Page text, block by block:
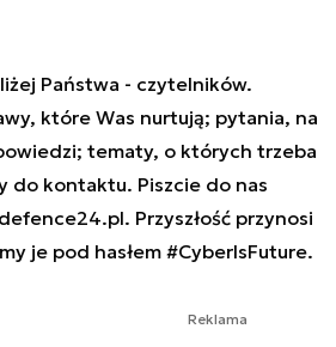
Państwa - czytelników.
które Was nurtują; pytania, na
tematy, o których trzeba
do kontaktu. Piszcie do nas
. Przyszłość przynosi
je pod hasłem #CyberIsFuture.
Reklama